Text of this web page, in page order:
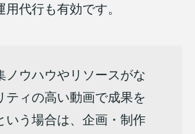
代行も有効です。
ノウハウやリソースがな
ティの高い動画で成果を
いう場合は、企画・制作